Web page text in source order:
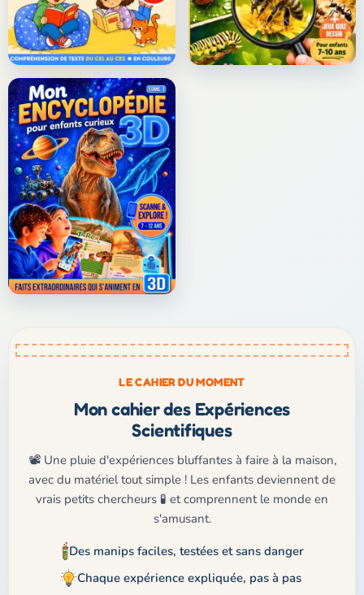
LE CAHIER DU MOMENT
Mon cahier des Expériences
Scientifiques
📽️ Une pluie d'expériences bluffantes à faire à la maison,
avec du matériel tout simple ! Les enfants deviennent de
vrais petits chercheurs 🧪 et comprennent le monde en
s'amusant.
Des manips faciles, testées et sans danger
Chaque expérience expliquée, pas à pas